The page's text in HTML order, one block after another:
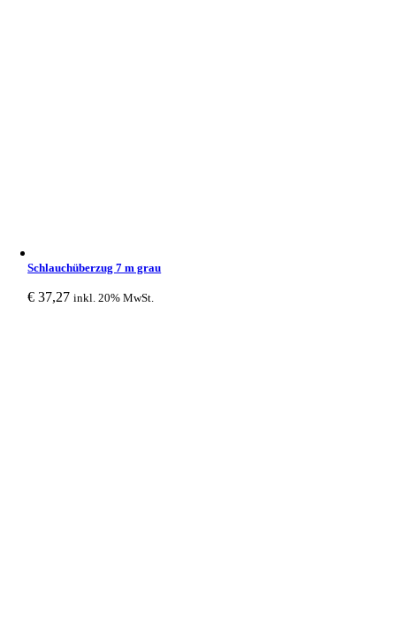
Schlauchüberzug 7 m grau
€ 37,27 inkl. 20% MwSt.